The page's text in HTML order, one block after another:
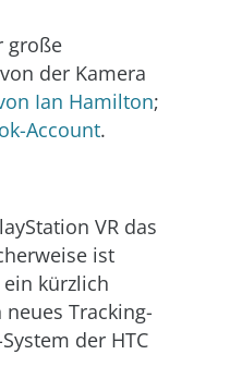
große
der Kamera
Ian Hamilton;
Account.
VR das
ist
kürzlich
Tracking-
der HTC